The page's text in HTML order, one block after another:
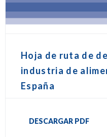
Hoja de ruta de
industria de
España
DESCARGAR PDF